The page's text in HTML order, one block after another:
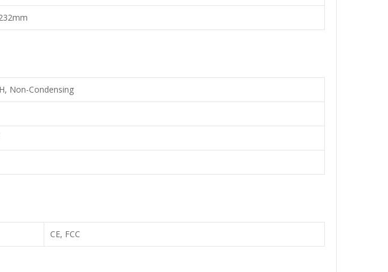
Non-Condensing
CE, FCC